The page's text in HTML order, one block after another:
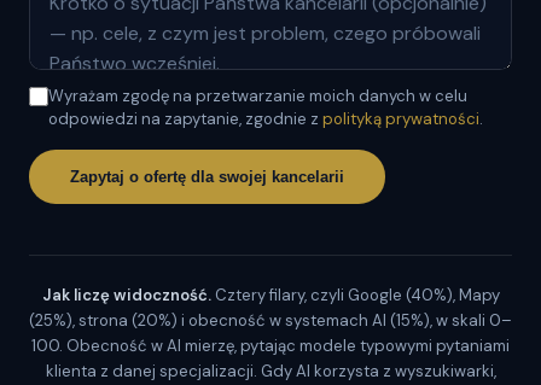
Wyrażam zgodę na przetwarzanie moich danych w celu
odpowiedzi na zapytanie, zgodnie z polityką prywatności.
Zapytaj o ofertę dla swojej kancelarii
Jak liczę widoczność.Cztery filary, czyli Google (40%), Mapy
(25%), strona (20%) i obecność w systemach AI (15%), w skali 0–
100. Obecność w AI mierzę, pytając modele typowymi pytaniami
klienta z danej specjalizacji. Gdy AI korzysta z wyszukiwarki,